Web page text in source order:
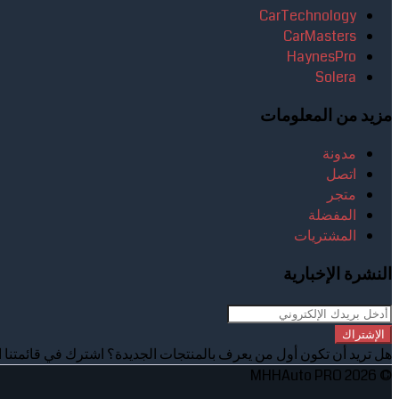
CarTechnology
CarMasters
HaynesPro
Solera
مزيد من المعلومات
مدونة
اتصل
متجر
المفضلة
المشتريات
النشرة الإخبارية
الإشتراك
هل تريد أن تكون أول من يعرف بالمنتجات الجديدة؟ اشترك في قائمتنا
© 2026 MHHAuto PRO